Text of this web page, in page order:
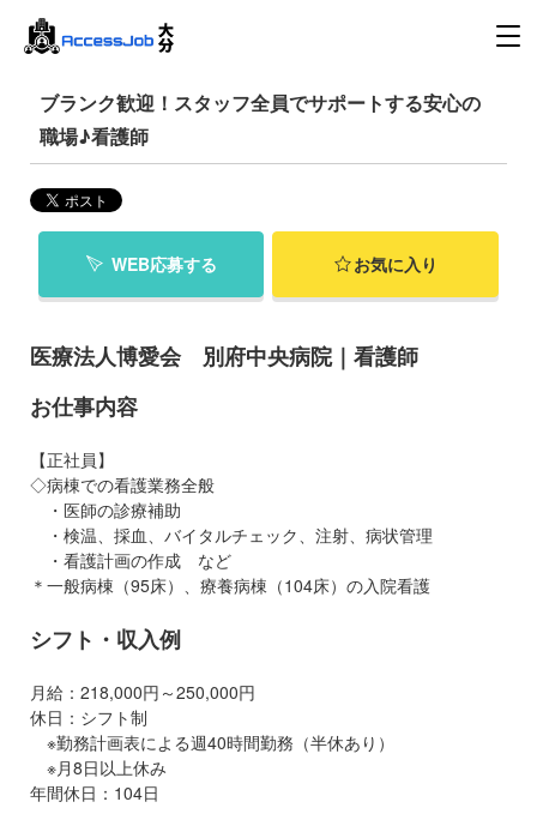
ブランク歓迎！スタッフ全員でサポートする安心の
職場♪看護師
WEB応募する お気に入り
医療法人博愛会 別府中央病院｜看護師
お仕事内容
【正社員】
◇病棟での看護業務全般
・医師の診療補助
・検温、採血、バイタルチェック、注射、病状管理
・看護計画の作成 など
＊一般病棟（95床）、療養病棟（104床）の入院看護
シフト・収入例
月給：218,000円～250,000円
休日：シフト制
※勤務計画表による週40時間勤務（半休あり）
※月8日以上休み
年間休日：104日